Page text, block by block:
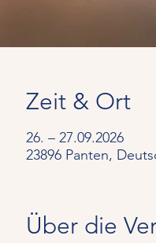
Zeit & Ort
26. – 27.09.2026
23896 Panten,
Über die